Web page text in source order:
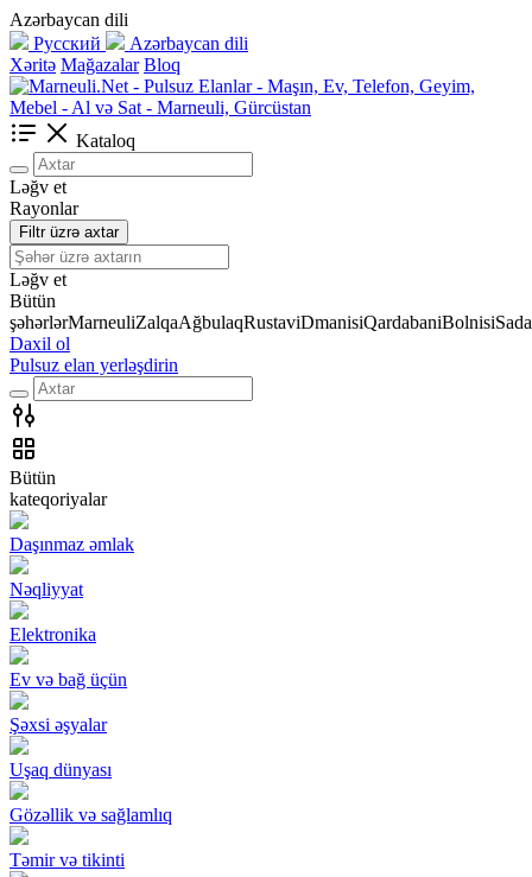
Azərbaycan dili
Русский
Azərbaycan dili
Xəritə Mağazalar Bloq
Kataloq
Ləğv et
Rayonlar
Filtr üzrə axtar
Ləğv et
Bütün
şəhərlərMarneuliZalqaAğbulaqRustaviDmanisiQardabaniBolnisi
Daxil ol
Pulsuz elan yerləşdirin
Bütün
kateqoriyalar
Daşınmaz əmlak
Nəqliyyat
Elektronika
Ev və bağ üçün
Şəxsi əşyalar
Uşaq dünyası
Gözəllik və sağlamlıq
Təmir və tikinti